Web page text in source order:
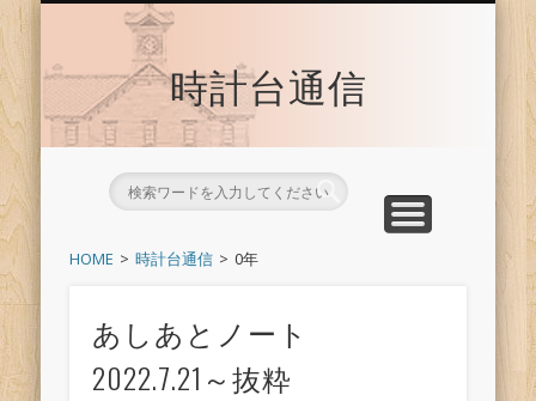
時計台通信
HOME 時計台通信 0年
あしあとノート
2022.7.21～抜粋